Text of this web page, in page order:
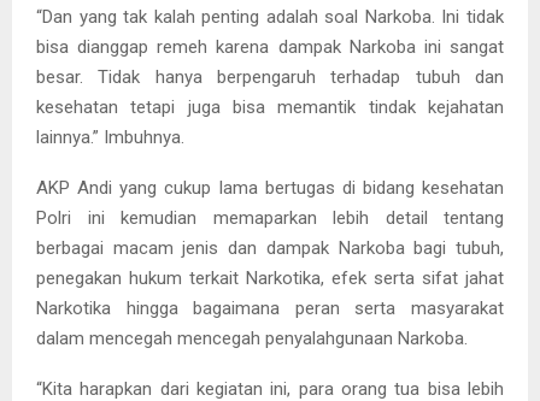
“Dan yang tak kalah penting adalah soal Narkoba. Ini tidak
bisa dianggap remeh karena dampak Narkoba ini sangat
besar. Tidak hanya berpengaruh terhadap tubuh dan
kesehatan tetapi juga bisa memantik tindak kejahatan
lainnya.” Imbuhnya.
AKP Andi yang cukup lama bertugas di bidang kesehatan
Polri ini kemudian memaparkan lebih detail tentang
berbagai macam jenis dan dampak Narkoba bagi tubuh,
penegakan hukum terkait Narkotika, efek serta sifat jahat
Narkotika hingga bagaimana peran serta masyarakat
dalam mencegah mencegah penyalahgunaan Narkoba.
“Kita harapkan dari kegiatan ini, para orang tua bisa lebih